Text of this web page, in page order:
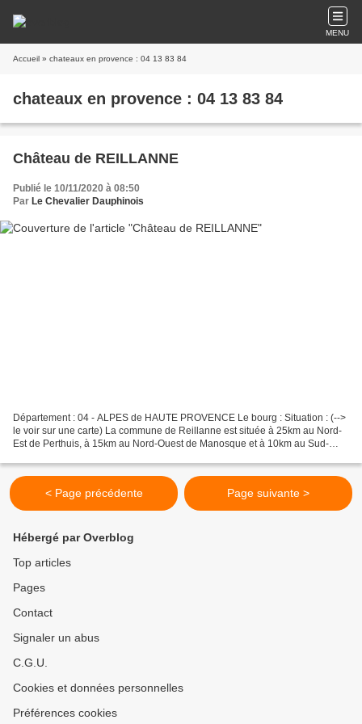
MENU
Accueil » chateaux en provence : 04 13 83 84
chateaux en provence : 04 13 83 84
Château de REILLANNE
Publié le 10/11/2020 à 08:50
Par Le Chevalier Dauphinois
Département : 04 - ALPES de HAUTE PROVENCE Le bourg : Situation : (-->
le voir sur une carte) La commune de Reillanne est située à 25km au Nord-
Est de Perthuis, à 15km au Nord-Ouest de Manosque et à 10km au Sud-
< Page précédente Page suivante >
Hébergé par Overblog
Top articles
Pages
Contact
Signaler un abus
C.G.U.
Cookies et données personnelles
Préférences cookies